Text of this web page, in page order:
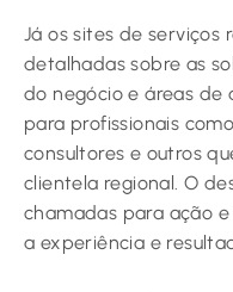
Já os sites de serviços
detalhadas sobre as
do negócio e áreas de
para profissionais
consultores e outros
clientela regional. O
chamadas para ação
a experiência e